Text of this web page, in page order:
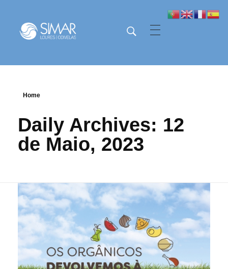
Home
Daily Archives: 12
de Maio, 2023